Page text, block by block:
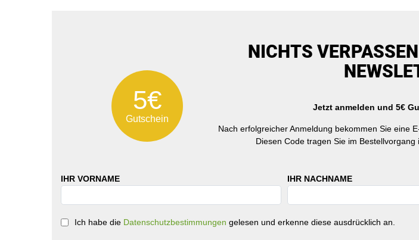
5€
Gutschein
NICHTS
Jetzt anmelden und 5€
Nach erfolgreicher Anmeldung bekommen Sie eine
Diesen Code tragen Sie im
IHR VORNAME IHR NACHNAME
Ich habe die Datenschutzbestimmungen gelesen und erkenne diese ausdrücklich an.